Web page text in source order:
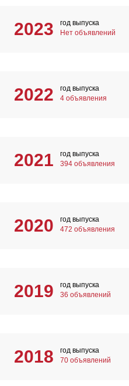
2023
год выпуска
Нет объявлений
2022
год выпуска
4 объявления
2021
год выпуска
394 объявления
2020
год выпуска
472 объявления
2019
год выпуска
36 объявлений
2018
год выпуска
70 объявлений